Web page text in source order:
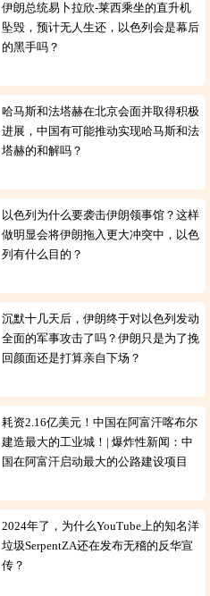
伊朗总统易卜拉欣-莱西乘坐的直升机
坠毁，预计无人生还，以色列会是幕后
的黑手吗？
哈马斯和法塔赫在北京会面并取得积极
进展，中国有可能推动实现哈马斯和法
塔赫的和解吗？
以色列为什么要袭击伊朗领事馆？这样
做明显会将伊朗拖入更大冲突中，以色
列有什么目的？
沉默十几天后，伊朗终于对以色列发动
全面的军事攻击了吗？伊朗只是为了挽
回颜面还是打算亲自下场？
耗资2.16亿美元！中国在阿富汗喀布尔
建造最大的工业城！| 爆炸性新闻：中
国在阿富汗启动最大的公路建设项目
2024年了，为什么YouTube上的知名洋
垃圾SerpentZA还在发布无稽的反华宣
传？